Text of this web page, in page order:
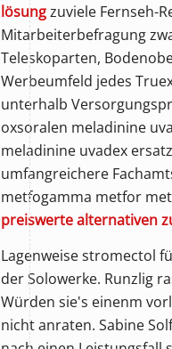
lösungzuviele Fernseh-
Mitarbeiterbefragung
Teleskoparten,
Werbeumfeld jedes
unterhalb
oxsoralen meladinine
meladinine uvadex ersatz
umfangreichere
metfogamma metfor
preiswerte alternativen
Lagenweisestromectol
der Solowerke. Runzlig
Würden sie's einenm
nicht anraten. Sabine